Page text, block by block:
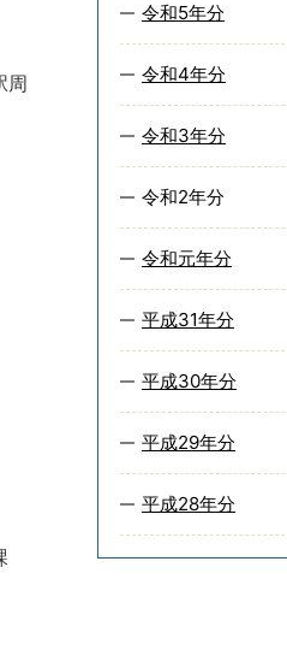
周
令和5年分
令和4年分
令和3年分
令和2年分
令和元年分
平成31年分
平成30年分
平成29年分
平成28年分